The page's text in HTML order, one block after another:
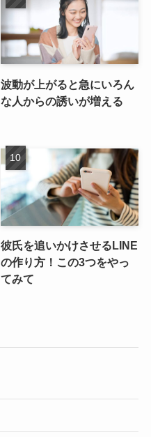
波動が上がると急にいろん
な人からの誘いが増える
彼氏を追いかけさせるLINE
の作り方！この3つをやっ
てみて